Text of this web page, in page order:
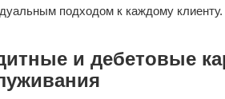
подходом к каждому клиенту.
и дебетовые